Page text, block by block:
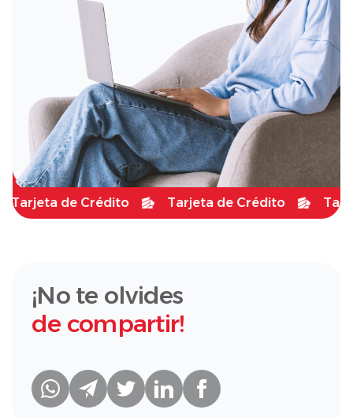
de Crédito Tarjeta de Crédito Tarjeta
¡No te olvides
de compartir!